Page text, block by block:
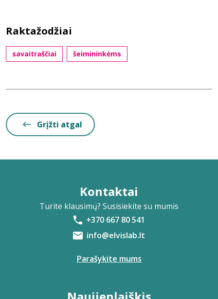
Raktažodžiai
savaitraščiai šeimininkėms
Grįžti atgal
Kontaktai
Turite klausimų? Susisiekite su mumis
+370 667 80 541
info@elvislab.lt
Parašykite mums